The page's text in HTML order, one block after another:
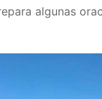
algunas